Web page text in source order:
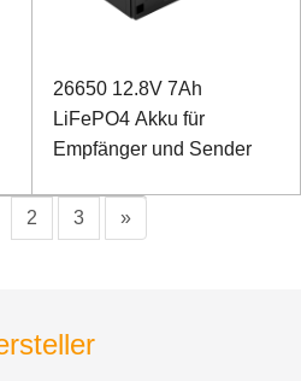
26650 12.8V 7Ah
LiFePO4 Akku für
Empfänger und Sender
2 3 »